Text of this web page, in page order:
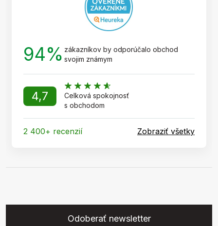
94% zákazníkov by odporúčalo obchod
svojim známym
4,7
Celková spokojnosť
s obchodom
2 400+ recenzií Zobraziť všetky
Odoberať newsletter